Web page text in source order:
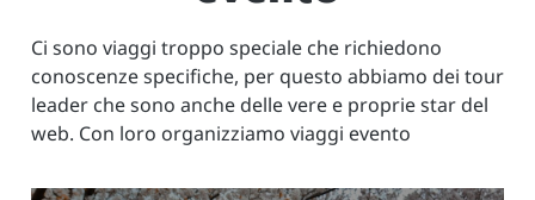
Ci sono viaggi troppo speciale che richiedono
conoscenze specifiche, per questo abbiamo dei tour
leader che sono anche delle vere e proprie star del
web. Con loro organizziamo viaggi evento